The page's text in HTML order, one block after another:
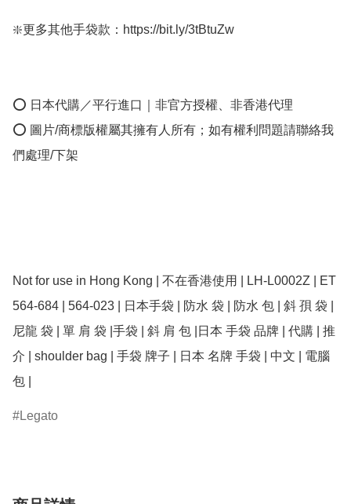
❇️更多其他手袋款：https://bit.ly/3tBtuZw
⭕ 日本代購／平行進口｜非官方授權、非香港代理
⭕ 圖片/商標版權屬其擁有人所有；如有權利問題請聯絡我
們處理/下架
Not for use in Hong Kong | 不在香港使用 | LH-L0002Z | ET
564-684 | 564-023 | 日本手袋 | 防水 袋 | 防水 包 | 斜 孭 袋 |
尼龍 袋 | 單 肩 袋 |手袋 | 斜 肩 包 |日本 手袋 品牌 | 代購 | 推
介 | shoulder bag | 手袋 牌子 | 日本 名牌 手袋 | 中文 | 電腦
包 |
Legato